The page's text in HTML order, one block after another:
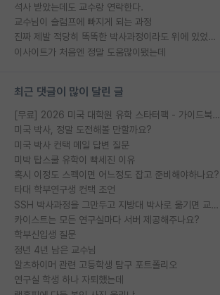
석사 받았는데도 교수랑 연락한다.
교수님이 슬럼프에 빠지게 되는 과정
진짜 제발 적당히 똑똑한 박사과정이라도 위에 있었으면..
이사이트가 처음엔 정말 도움많이됐는데
최근 댓글이 많이 달린 글
[무료] 2026 미국 대학원 유학 스타터팩 - 가이드북 & 합격자 컨택메일 템플릿
미국 박사, 정말 도전해볼 만할까요?
미국 박사 컨택 메일 답변 질문
미박 탑스쿨 유학이 빡세진 이유
혹시 이정도 스펙이면 어느정도 잡고 준비해야하나요?
타대 학부연구생 컨택 조언
SSH 박사과정을 그만두고 지방대 박사로 옮기면 교수의 꿈은 끝일까요?
카이스트는 모든 연구실마다 서버 제공해주나요?
학부신입생 질문
정년 4년 남은 교수님
알츠하이머 관련 고등학생 탐구 포트폴리오
연구실 학생 하나 자퇴했는데